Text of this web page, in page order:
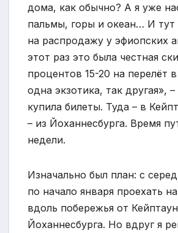
дома, как обычно? А я уже
пальмы, горы и океан… И тут
на распродажу у эфиопских
этот раз это была честная
процентов 15-20 на перелёт
одна экзотика, так другая»,
купила билеты. Туда – в
– из Йоханнесбурга. Время
недели.
Изначально был план: с
по начало января проехать
вдоль побережья от
Йоханнесбурга. Но вдруг я